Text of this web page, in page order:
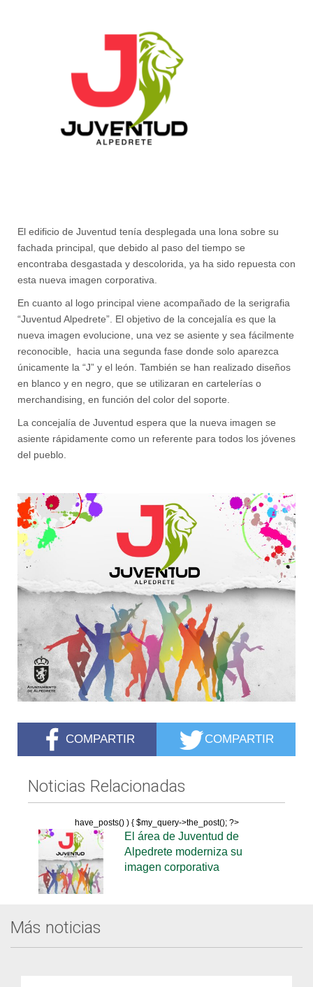
El edificio de Juventud tenía desplegada una lona sobre su
fachada principal, que debido al paso del tiempo se
encontraba desgastada y descolorida, ya ha sido repuesta con
esta nueva imagen corporativa.
En cuanto al logo principal viene acompañado de la serigrafia
“Juventud Alpedrete”. El objetivo de la concejalía es que la
nueva imagen evolucione, una vez se asiente y sea fácilmente
reconocible, hacia una segunda fase donde solo aparezca
únicamente la “J” y el león. También se han realizado diseños
en blanco y en negro, que se utilizaran en cartelerías o
merchandising, en función del color del soporte.
La concejalía de Juventud espera que la nueva imagen se
asiente rápidamente como un referente para todos los jóvenes
del pueblo.
COMPARTIR COMPARTIR
Noticias Relacionadas
have_posts() ) { $my_query->the_post(); ?>
El área de Juventud de
Alpedrete moderniza su
imagen corporativa
Más noticias